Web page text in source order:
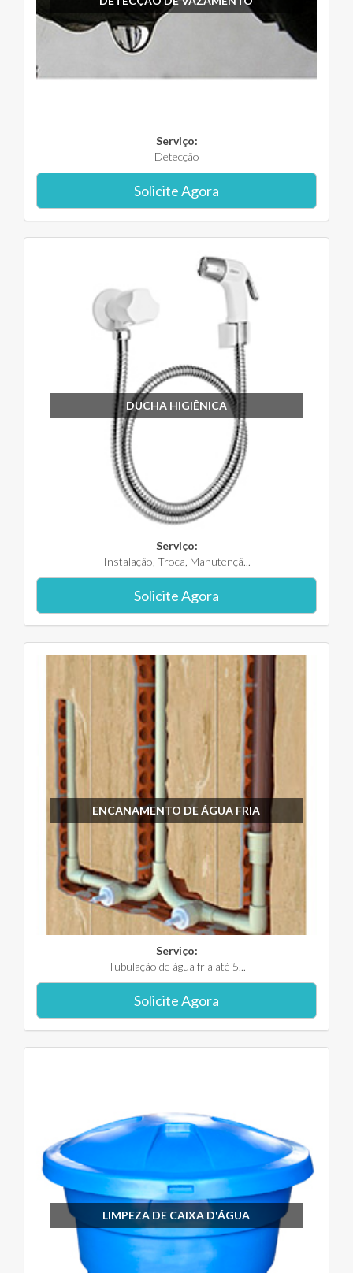
Serviço:
Detecção
Solicite Agora
DUCHA HIGIÊNICA
Serviço:
Instalação, Troca, Manutençã...
Solicite Agora
ENCANAMENTO DE ÁGUA FRIA
Serviço:
Tubulação de água fria até 5...
Solicite Agora
LIMPEZA DE CAIXA D'ÁGUA